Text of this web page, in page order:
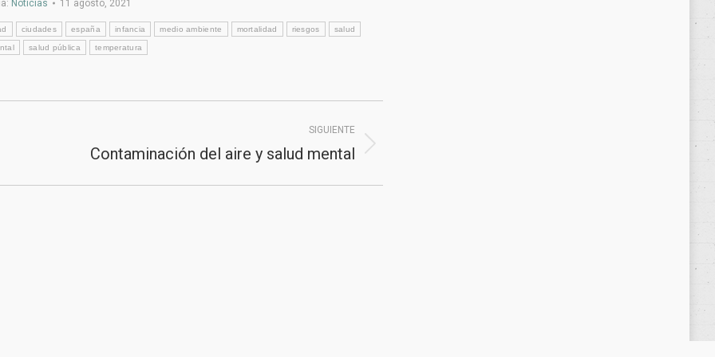
Noticias 11 agosto, 2021
ciudades españa infancia medio ambiente mortalidad riesgos salud
salud pública temperatura
SIGUIENTE
Publicación
Contaminación del aire y salud mental